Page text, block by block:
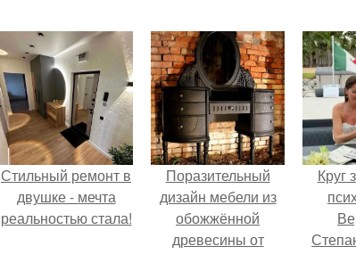
Стильный ремонт в
двушке - мечта
реальностью стала!
Поразительный
дизайн мебели из
обожжённой
древесины от
Круг